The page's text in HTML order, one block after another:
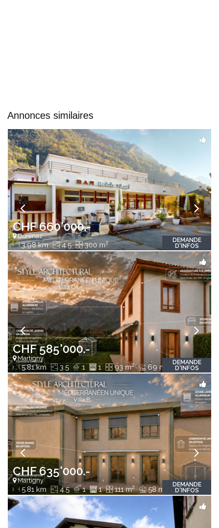
Annonces similaires
CHF 660'000.-
Dorénaz
3.98 km 4.5 300 m2
DEMANDE
D'INFOS
CHF 585'000.-
Martigny
5.81 km 3.5 1 1 93 m2 69 m
DEMANDE
D'INFOS
CHF 635'000.-
Martigny
5.81 km 4.5 1 1 111 m2 58 m
DEMANDE
D'INFOS